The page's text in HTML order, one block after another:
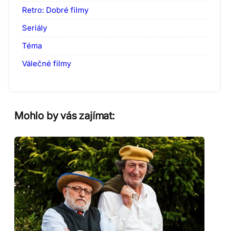
Retro: Dobré filmy
Seriály
Téma
Válečné filmy
Mohlo by vás zajímat: